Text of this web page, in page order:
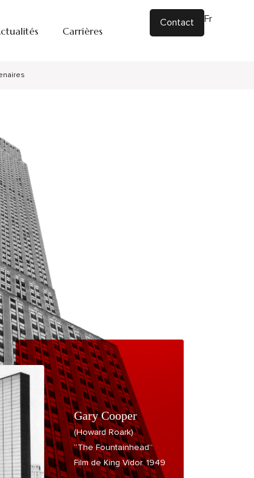
Carrières
Contact Fr
Gary Cooper
(Howard Roark)
“The Fountainhead”
Film de King Vidor. 1949